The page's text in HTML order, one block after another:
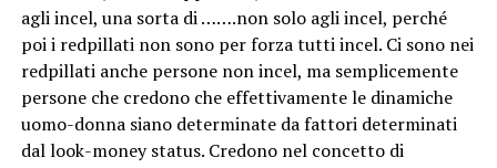
agli incel, una sorta di …….non solo agli incel, perché
poi i redpillati non sono per forza tutti incel. Ci sono nei
redpillati anche persone non incel, ma semplicemente
persone che credono che effettivamente le dinamiche
uomo-donna siano determinate da fattori determinati
dal look-money status. Credono nel concetto di